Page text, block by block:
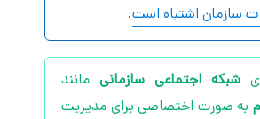
سازمان اشتباه است.
شبکه اجتماعی سازمانی مانند
به صورت اختصاصی برای مدیریت